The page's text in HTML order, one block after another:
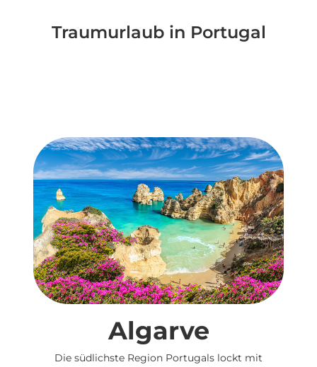
Traumurlaub in Portugal
Algarve
Die südlichste Region Portugals lockt mit